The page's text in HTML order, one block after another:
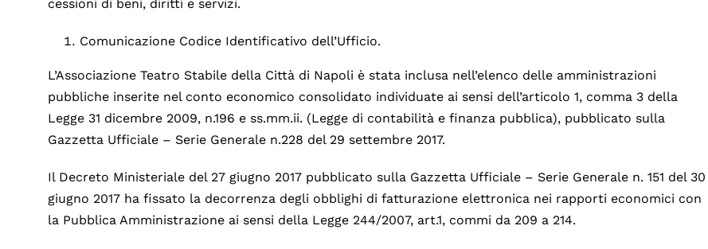
cessioni di beni, diritti e servizi.
Comunicazione Codice Identificativo dell’Ufficio.
L’Associazione Teatro Stabile della Città di Napoli è stata inclusa nell’elenco delle amministrazioni
pubbliche inserite nel conto economico consolidato individuate ai sensi dell’articolo 1, comma 3 della
Legge 31 dicembre 2009, n.196 e ss.mm.ii. (Legge di contabilità e finanza pubblica), pubblicato sulla
Gazzetta Ufficiale – Serie Generale n.228 del 29 settembre 2017.
Il Decreto Ministeriale del 27 giugno 2017 pubblicato sulla Gazzetta Ufficiale – Serie Generale n. 151 del 30
giugno 2017 ha fissato la decorrenza degli obblighi di fatturazione elettronica nei rapporti economici con
la Pubblica Amministrazione ai sensi della Legge 244/2007, art.1, commi da 209 a 214.